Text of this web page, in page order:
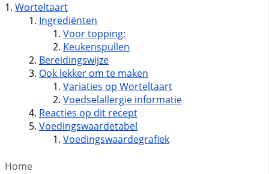
Worteltaart
Ingrediënten
Voor topping:
Keukenspullen
Bereidingswijze
Ook lekker om te maken
Variaties op Worteltaart
Voedselallergie informatie
Reacties op dit recept
Voedingswaardetabel
Voedingswaardegrafiek
Home